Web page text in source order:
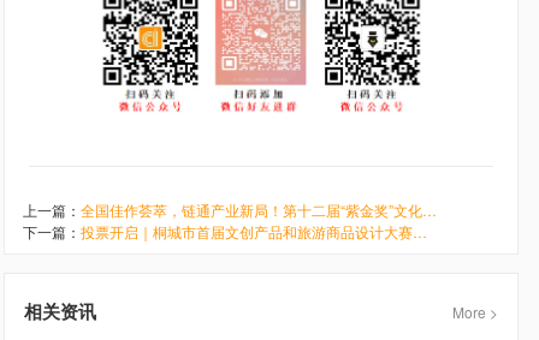
上一篇：
全国佳作荟萃，链通产业新局！第十二届“紫金奖”文化创意设计大赛优秀作品展燃情启幕
下一篇：
投票开启｜桐城市首届文创产品和旅游商品设计大赛线上投票正式启动
相关资讯
More >